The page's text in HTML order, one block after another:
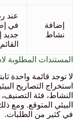
إضافة
نشاط
عند
في
جديد
المستندات المطلوبة
لا توجد قائمة واحدة
استخراج التصاريح
النشاط، فئة
البيئي المتوقع. ومع
في كثير من الطلبات.